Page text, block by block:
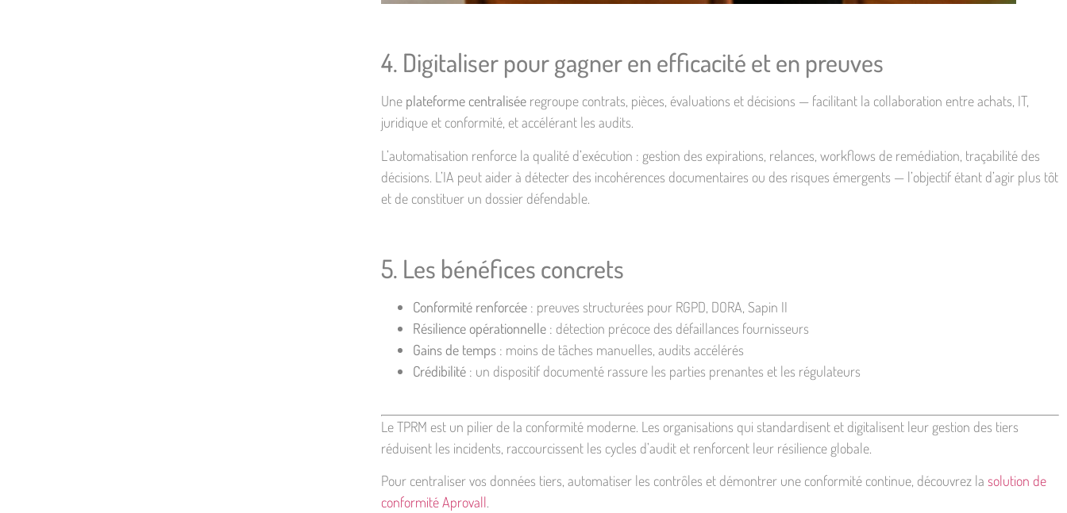
4. Digitaliser pour gagner en efficacité et en preuves
Une plateforme centralisée regroupe contrats, pièces, évaluations et décisions — facilitant la collaboration entre achats, IT,
juridique et conformité, et accélérant les audits.
L’automatisation renforce la qualité d’exécution : gestion des expirations, relances, workflows de remédiation, traçabilité des
décisions. L’IA peut aider à détecter des incohérences documentaires ou des risques émergents — l’objectif étant d’agir plus tôt
et de constituer un dossier défendable.
5. Les bénéfices concrets
Conformité renforcée : preuves structurées pour RGPD, DORA, Sapin II
Résilience opérationnelle : détection précoce des défaillances fournisseurs
Gains de temps : moins de tâches manuelles, audits accélérés
Crédibilité : un dispositif documenté rassure les parties prenantes et les régulateurs
Le TPRM est un pilier de la conformité moderne. Les organisations qui standardisent et digitalisent leur gestion des tiers
réduisent les incidents, raccourcissent les cycles d’audit et renforcent leur résilience globale.
Pour centraliser vos données tiers, automatiser les contrôles et démontrer une conformité continue, découvrez lasolution de
conformité Aprovall.